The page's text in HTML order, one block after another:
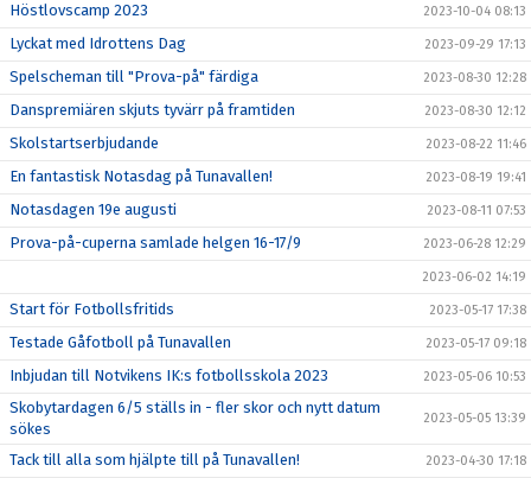
Höstlovscamp 2023 2023-10-04 08:13
Lyckat med Idrottens Dag 2023-09-29 17:13
Spelscheman till "Prova-på" färdiga 2023-08-30 12:28
Danspremiären skjuts tyvärr på framtiden 2023-08-30 12:12
Skolstartserbjudande 2023-08-22 11:46
En fantastisk Notasdag på Tunavallen! 2023-08-19 19:41
Notasdagen 19e augusti 2023-08-11 07:53
Prova-på-cuperna samlade helgen 16-17/9 2023-06-28 12:29
2023-06-02 14:19
Start för Fotbollsfritids 2023-05-17 17:38
Testade Gåfotboll på Tunavallen 2023-05-17 09:18
Inbjudan till Notvikens IK:s fotbollsskola 2023 2023-05-06 10:53
Skobytardagen 6/5 ställs in - fler skor och nytt datum
sökes
2023-05-05 13:39
Tack till alla som hjälpte till på Tunavallen! 2023-04-30 17:18